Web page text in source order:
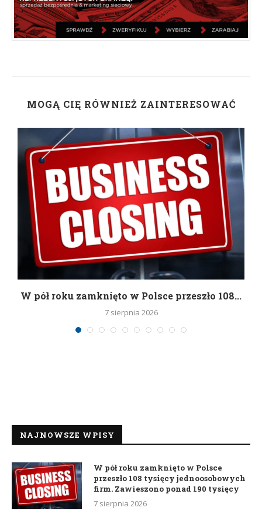
MOGĄ CIĘ RÓWNIEŻ ZAINTERESOWAĆ
W pół roku zamknięto w Polsce przeszło 108...
7 sierpnia 2026
NAJNOWSZE WPISY
W pół roku zamknięto w Polsce
przeszło 108 tysięcy jednoosobowych
firm. Zawieszono ponad 190 tysięcy
7 sierpnia 2026